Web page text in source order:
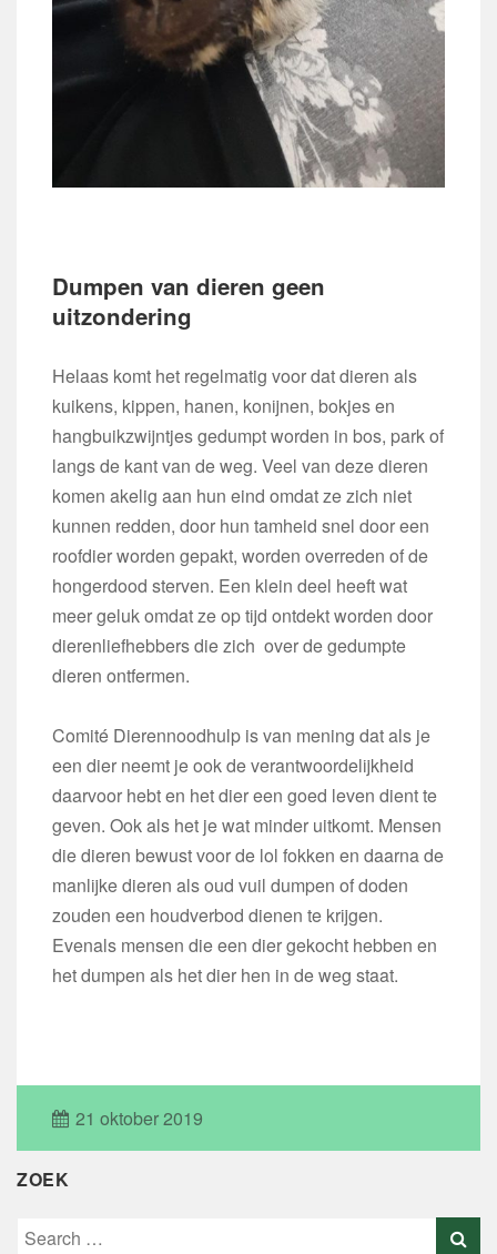
Dumpen van dieren geen
uitzondering
Helaas komt het regelmatig voor dat dieren als
kuikens, kippen, hanen, konijnen, bokjes en
hangbuikzwijntjes gedumpt worden in bos, park of
langs de kant van de weg. Veel van deze dieren
komen akelig aan hun eind omdat ze zich niet
kunnen redden, door hun tamheid snel door een
roofdier worden gepakt, worden overreden of de
hongerdood sterven. Een klein deel heeft wat
meer geluk omdat ze op tijd ontdekt worden door
dierenliefhebbers die zich over de gedumpte
dieren ontfermen.
Comité Dierennoodhulp is van mening dat als je
een dier neemt je ook de verantwoordelijkheid
daarvoor hebt en het dier een goed leven dient te
geven. Ook als het je wat minder uitkomt. Mensen
die dieren bewust voor de lol fokken en daarna de
manlijke dieren als oud vuil dumpen of doden
zouden een houdverbod dienen te krijgen.
Evenals mensen die een dier gekocht hebben en
het dumpen als het dier hen in de weg staat.
21 oktober 2019
ZOEK
Search